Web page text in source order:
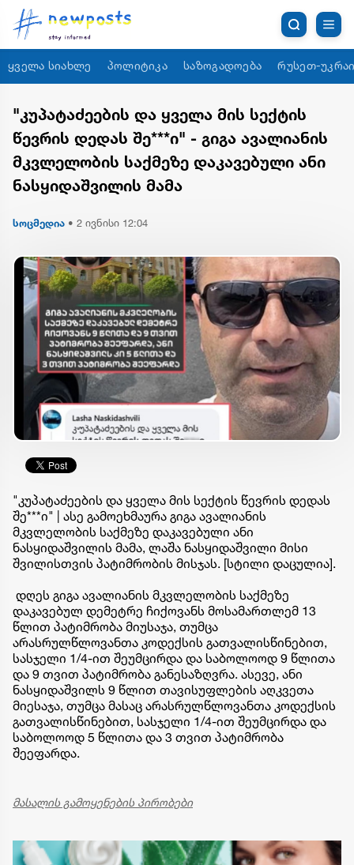
ყველა სიახლე პოლიტიკა საზოგადოება რუსეთ-
"კუპატაძეების და ყველა მის სექტის
წევრის დედას შე***ი" - გიგა ავალიანის
მკვლელობის საქმეზე დაკავებული ანი
ნასყიდაშვილის მამა
სოცმედია • 2 ივნისი 12:04
"კუპატაძეების და ყველა მის სექტის წევრის დედას
შე***ი" | ასე გამოეხმაურა გიგა ავალიანის
მკვლელობის საქმეზე დაკავებული ანი
ნასყიდაშვილის მამა, ლაშა ნასყიდაშვილი მისი
შვილისთვის პატიმრობის მისჯას. [სტილი დაცულია].
დღეს გიგა ავალიანის მკვლელობის საქმეზე
დაკავებულ დემეტრე ჩიქოვანს მოსამართლემ 13
წლით პატიმრობა მიუსაჯა, თუმცა
არასრულწლოვანთა კოდექსის გათვალისწინებით,
სასჯელი 1/4-ით შეუმცირდა და საბოლოოდ 9 წლითა
და 9 თვით პატიმრობა განესაზღვრა. ასევე, ანი
ნასყიდაშვილს 9 წლით თავისუფლების აღკვეთა
მიესაჯა, თუმცა მასაც არასრულწლოვანთა კოდექსის
გათვალისწინებით, სასჯელი 1/4-ით შეუმცირდა და
საბოლოოდ 5 წლითა და 3 თვით პატიმრობა
შეეფარდა.
მასალის გამოყენების პირობები